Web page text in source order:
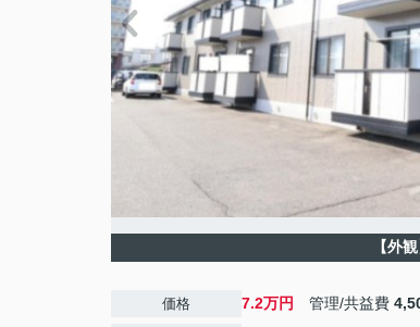
【外観
価格 7.2万円 管理/共益費